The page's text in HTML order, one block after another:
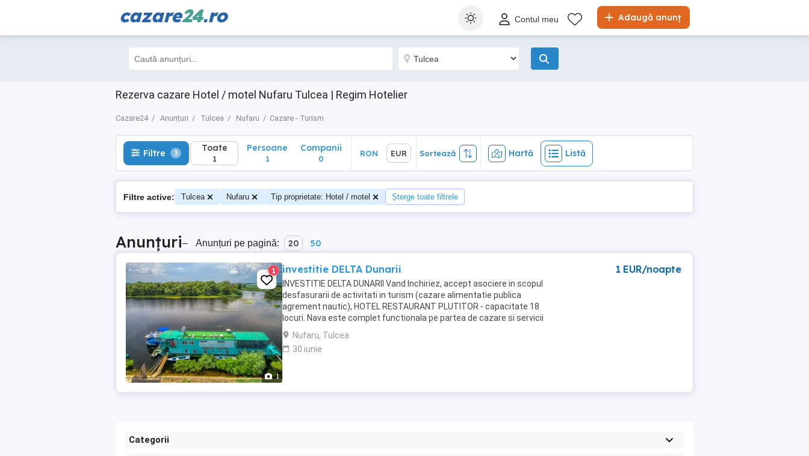
cazare24.ro Adaugă anunț
Contul meu
Rezerva cazare Hotel / motel Nufaru Tulcea | Regim Hotelier
Cazare24 Anunțuri Tulcea Nufaru Cazare - Turism
Filtre 3 Toate
1
Hartă Listă
Filtre 3 Toate
1
Persoane
1
Companii
0
RON EUR Sortează Hartă Listă
Filtre active: Tulcea Nufaru Tip proprietate: Hotel / motel Șterge toate filtrele
Anunțuri– Anunțuri pe pagină: 20 50
1
1 investitie DELTA Dunarii
INVESTITIE DELTA DUNARII Vand Inchiriez, accept asociere in scopul
desfasurarii de activitati in turism (cazare alimentatie publica
agrement nautic), HOTEL RESTAURANT PLUTITOR - capacitate 18
locuri. Nava este complet functionala pe partea de cazare si servicii
restaurant, este clasificata de Ministerul ...
Nufaru, Tulcea
30 iunie
1 EUR/noapte
Categorii